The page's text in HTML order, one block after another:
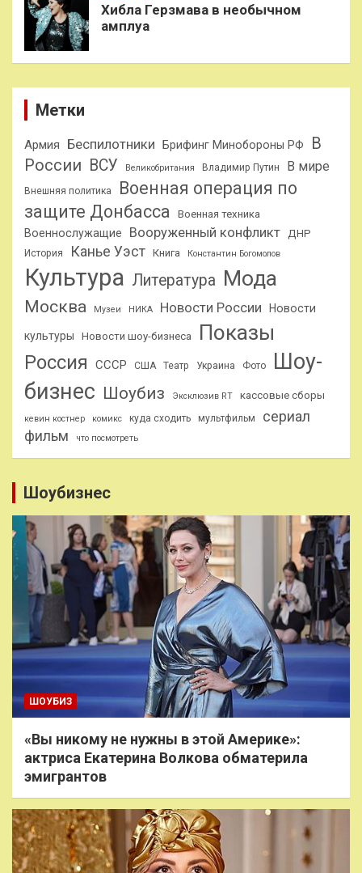
Хибла Герзмава в необычном
амплуа
Метки
Армия Беспилотники Брифинг Минобороны РФ
В
России ВСУ Великобритания Владимир Путин В мире
Внешняя политика
Военная операция по
защите Донбасса
Военная техника
Военнослужащие Вооруженный конфликт ДНР
История Канье Уэст Книга Константин Богомолов
Культура Литература Мода
Москва Музеи НИКА Новости России Новости
культуры Новости шоу-бизнеса Показы
Россия СССР США Театр Украина Фото
Шоу-
бизнес Шоубиз Эксклюзив RT кассовые сборы
кевин костнер комикс куда сходить мультфильм
сериал
фильм
что посмотреть
Шоубизнес
ШОУБИЗ
«Вы никому не нужны в этой Америке»:
актриса Екатерина Волкова обматерила
эмигрантов